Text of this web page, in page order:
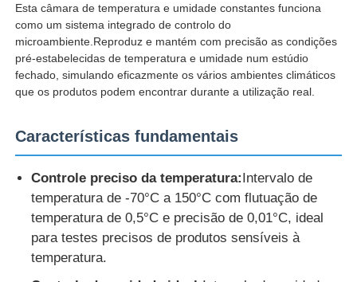
Controle de Qualidade
Fale Conosco
Equipamento de testes do laboratório
Câmara de Teste Ambiental
Esta câmara de temperatura e umidade constantes funciona
como um sistema integrado de controlo do
microambiente.Reproduz e mantém com precisão as condições
pré-estabelecidas de temperatura e umidade num estúdio
fechado, simulando eficazmente os vários ambientes climáticos
que os produtos podem encontrar durante a utilização real.
Características fundamentais
Controle preciso da temperatura:Intervalo de
temperatura de -70°C a 150°C com flutuação de
temperatura de 0,5°C e precisão de 0,01°C, ideal
para testes precisos de produtos sensíveis à
temperatura.